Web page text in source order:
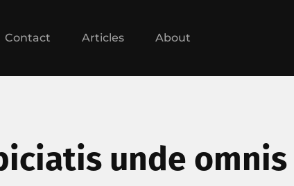
Contact Articles About
unde